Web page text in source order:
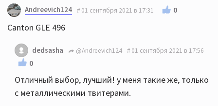
Andreevich124 01 сентября 2021 в 17:31 0
Canton GLE 496
dedsasha @Andreevich124 01 сентября 2021 в 17:56
0
Отличный выбор, лучший! у меня такие же, только
с металлическими твитерами.